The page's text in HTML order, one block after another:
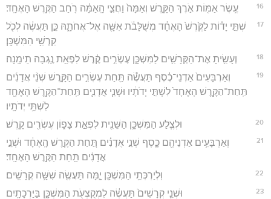
16 עֶ֥שֶׂר אַמּ֖וֹת אֹ֣רֶךְ הַקָּ֑רֶשׁ וְאַמָּה֙ וַחֲצִ֣י הָֽאַמָּ֔ה רֹ֖חַב הַקֶּ֥רֶשׁ הָאֶחָֽד׃
17
שְׁתֵּ֣י יָד֗וֹת לַקֶּ֙רֶשׁ֙ הָאֶחָ֔ד מְשֻׁלָּבֹ֔ת אִשָּׁ֖ה אֶל־אֲחֹתָ֑הּ כֵּ֣ן תַּעֲשֶׂ֔ה לְכֹ֖ל
קַרְשֵׁ֥י הַמִּשְׁכָּֽן׃
18 וְעָשִׂ֥יתָ אֶת־הַקְּרָשִׁ֖ים לַמִּשְׁכָּ֑ן עֶשְׂרִ֣ים קֶ֔רֶשׁ לִפְאַ֖ת נֶ֥גְבָּה תֵימָֽנָה׃
19
וְאַרְבָּעִים֙ אַדְנֵי־כֶ֔סֶף תַּעֲשֶׂ֕ה תַּ֖חַת עֶשְׂרִ֣ים הַקָּ֑רֶשׁ שְׁנֵ֨י אֲדָנִ֜ים
תַּֽחַת־הַקֶּ֤רֶשׁ הָאֶחָד֙ לִשְׁתֵּ֣י יְדֹתָ֔יו וּשְׁנֵ֧י אֲדָנִ֛ים תַּֽחַת־הַקֶּ֥רֶשׁ הָאֶחָ֖ד
לִשְׁתֵּ֥י יְדֹתָֽיו׃
20 וּלְצֶ֧לַע הַמִּשְׁכָּ֛ן הַשֵּׁנִ֖ית לִפְאַ֣ת צָפ֑וֹן עֶשְׂרִ֖ים קָֽרֶשׁ׃
21
וְאַרְבָּעִ֥ים אַדְנֵיהֶ֖ם כָּ֑סֶף שְׁנֵ֣י אֲדָנִ֗ים תַּ֚חַת הַקֶּ֣רֶשׁ הָֽאֶחָ֔ד וּשְׁנֵ֣י
אֲדָנִ֔ים תַּ֖חַת הַקֶּ֥רֶשׁ הָאֶחָֽד׃
22 וּֽלְיַרְכְּתֵ֥י הַמִּשְׁכָּ֖ן יָ֑מָּה תַּעֲשֶׂ֖ה שִׁשָּׁ֥ה קְרָשִֽׁים׃
23 וּשְׁנֵ֤י קְרָשִׁים֙ תַּעֲשֶׂ֔ה לִמְקֻצְעֹ֖ת הַמִּשְׁכָּ֑ן בַּיַּרְכָתָֽיִם׃